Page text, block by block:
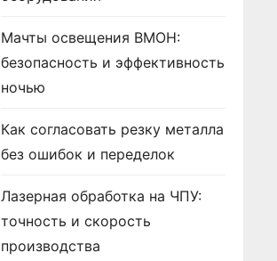
Мачты освещения ВМОН:
безопасность и эффективность
ночью
Как согласовать резку металла
без ошибок и переделок
Лазерная обработка на ЧПУ:
точность и скорость
производства